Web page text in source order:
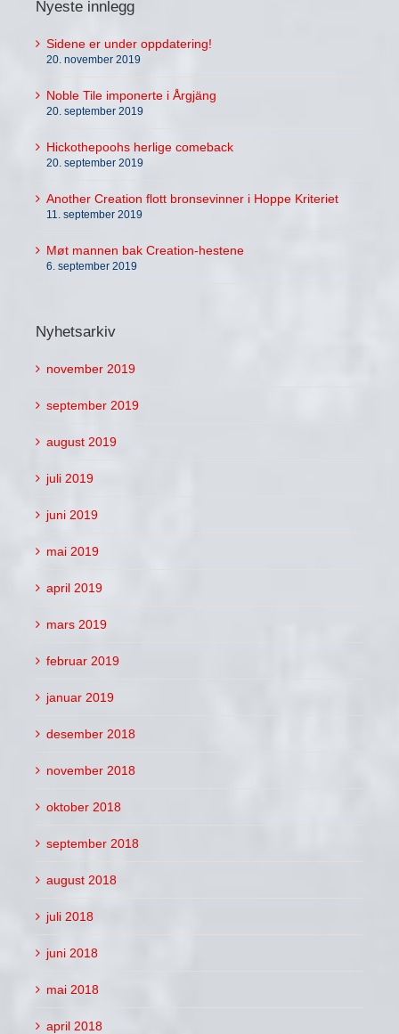
Nyeste innlegg
Sidene er under oppdatering!
20. november 2019
Noble Tile imponerte i Årgjäng
20. september 2019
Hickothepoohs herlige comeback
20. september 2019
Another Creation flott bronsevinner i Hoppe Kriteriet
11. september 2019
Møt mannen bak Creation-hestene
6. september 2019
Nyhetsarkiv
november 2019
september 2019
august 2019
juli 2019
juni 2019
mai 2019
april 2019
mars 2019
februar 2019
januar 2019
desember 2018
november 2018
oktober 2018
september 2018
august 2018
juli 2018
juni 2018
mai 2018
april 2018